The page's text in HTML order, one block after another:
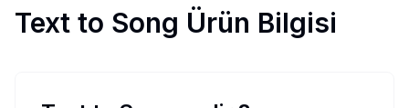
Text to Song Ürün Bilgisi